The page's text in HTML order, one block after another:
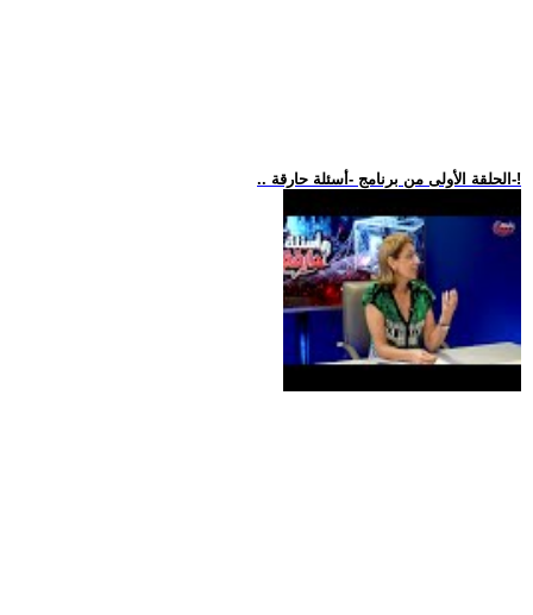
.. الحلقة الأولى من برنامج -أسئلة حارقة-!